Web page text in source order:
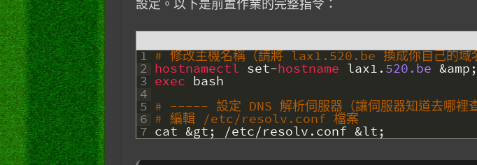
設定。以下是前置作業的完整指令：
1
2
3
4
5
6
7
# 修改主機名稱（請將 lax1.520.be 換成你自己的域
hostnamectl set-hostname lax1.520.be &amp;
exec bash
# ----- 設定 DNS 解析伺服器（讓伺服器知道去哪裡
# 編輯 /etc/resolv.conf 檔案
cat &gt; /etc/resolv.conf &lt;